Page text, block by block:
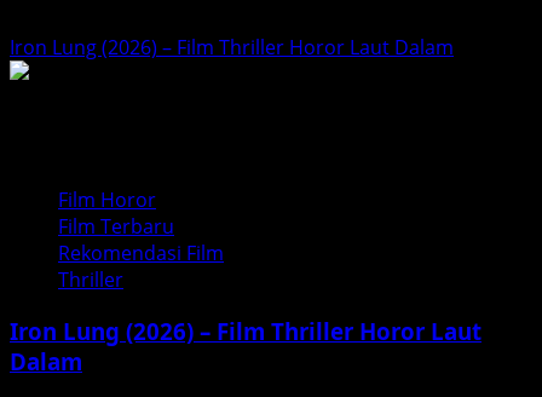
Iron Lung (2026) – Film Thriller Horor Laut Dalam
Film Horor
Film Terbaru
Rekomendasi Film
Thriller
Iron Lung (2026) – Film Thriller Horor Laut
Dalam